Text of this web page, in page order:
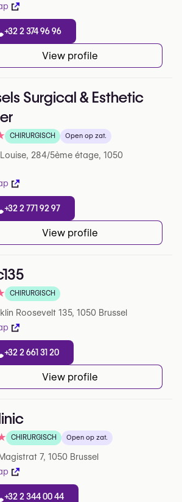
+32 2 374 96 96
View profile
Surgical & Esthetic
4.9 sur 5 sur Google
CHIRURGISCH Open op zat.
284/5ème étage, 1050
+32 2 771 92 97
View profile
4.7 sur 5 sur Google
CHIRURGISCH
Roosevelt 135, 1050 Brussel
+32 2 661 31 20
View profile
4.4 sur 5 sur Google
CHIRURGISCH Open op zat.
7, 1050 Brussel
+32 2 344 00 44